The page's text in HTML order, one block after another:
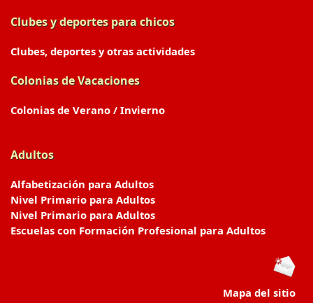
Clubes y deportes para chicos
Clubes, deportes y otras actividades
Colonias de Vacaciones
Colonias de Verano / Invierno
Adultos
Alfabetización para Adultos
Nivel Primario para Adultos
Nivel Primario para Adultos
Escuelas con Formación Profesional para Adultos
Mapa del sitio